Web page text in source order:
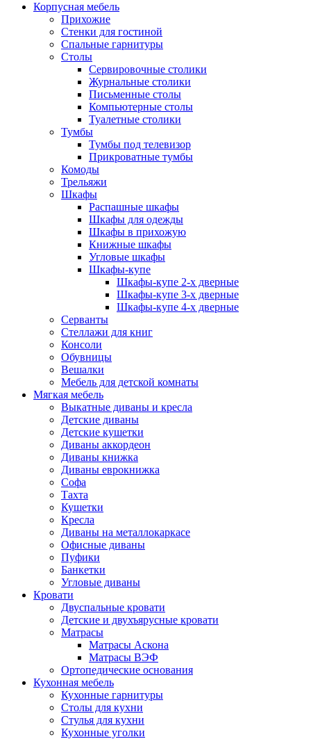
Корпусная мебель
Прихожие
Стенки для гостиной
Спальные гарнитуры
Столы
Сервировочные столики
Журнальные столики
Письменные столы
Компьютерные столы
Туалетные столики
Тумбы
Тумбы под телевизор
Прикроватные тумбы
Комоды
Трельяжи
Шкафы
Распашные шкафы
Шкафы для одежды
Шкафы в прихожую
Книжные шкафы
Угловые шкафы
Шкафы-купе
Шкафы-купе 2-x дверные
Шкафы-купе 3-х дверные
Шкафы-купе 4-х дверные
Серванты
Стеллажи для книг
Консоли
Обувницы
Вешалки
Мебель для детской комнаты
Мягкая мебель
Выкатные диваны и кресла
Детские диваны
Детские кушетки
Диваны аккордеон
Диваны книжка
Диваны еврокнижка
Софа
Тахта
Кушетки
Кресла
Диваны на металлокаркасе
Офисные диваны
Пуфики
Банкетки
Угловые диваны
Кровати
Двуспальные кровати
Детские и двухъярусные кровати
Матрасы
Матрасы Аскона
Матрасы ВЭФ
Ортопедические основания
Кухонная мебель
Кухонные гарнитуры
Столы для кухни
Стулья для кухни
Кухонные уголки